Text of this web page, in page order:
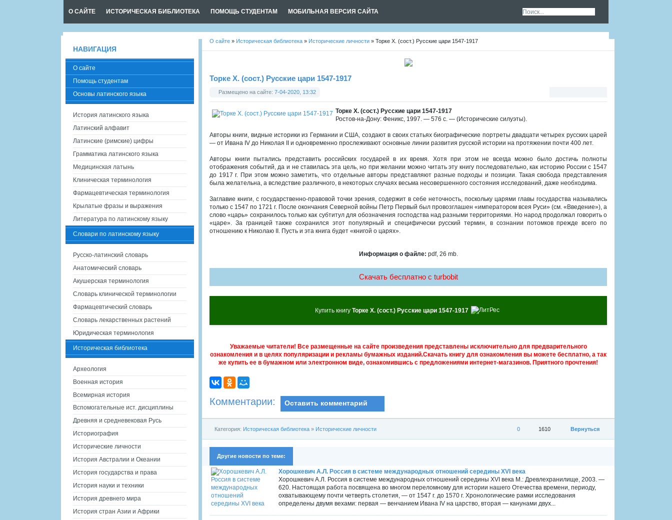
О САЙТЕ ИСТОРИЧЕСКАЯ БИБЛИОТЕКА ПОМОЩЬ СТУДЕНТАМ МОБИЛЬНАЯ ВЕРСИЯ САЙТА
О сайте » Историческая библиотека » Исторические личности » Торке Х. (сост.) Русские цари 1547-1917
Торке Х. (сост.) Русские цари 1547-1917
Размещено на сайте: 7-04-2020, 13:32
Торке Х. (сост.) Русские цари 1547-1917
Ростов-на-Дону: Феникс, 1997. — 576 с. — (Исторические силуэты).
Авторы книги, видные историки из Германии и США, создают в своих статьях биографические портреты двадцати четырех русских царей
— от Ивана IV до Николая II и одновременно прослеживают основные линии развития русской истории на протяжении почти 400 лет.
Авторы книги пытались представить российских государей в их время. Хотя при этом не всегда можно было достичь полноты
отображения событий, да и не ставилась эта цель, но при желании можно читать эту книгу последовательно, как историю России с 1547
до 1917 г. При этом можно заметить, что отдельные авторы представляют разные подходы и позиции. Такая свобода представления
была желательна, а вследствие различного, в некоторых случаях весьма несовершенного состояния исследований, даже необходима.
Заглавие книги, с государственно-правовой точки зрения, содержит в себе неточность, поскольку царями главы государства назывались
только с 1547 по 1721 г. После окончания Северной войны Петр Первый был провозглашен «императором всея Руси» (см. «Введение»), а
слово «царь» сохранилось только как субтитул для обозначения господства над разными территориями. Но народ продолжал говорить о
«царе». За границей также сохранился этот популярный и специфически русский термин, в сознании потомков прежде всего по
отношению к Николаю II. Пусть и эта книга будет «книгой о царях».
Информация о файле: pdf, 26 mb.
Скачать бесплатно c turbobit
Купить книгу Торке Х. (сост.) Русские цари 1547-1917
Уважаемые читатели! Все размещенные на сайте произведения представлены исключительно для предварительного
ознакомления и в целях популяризации и рекламы бумажных изданий.Скачать книгу для ознакомления вы можете бесплатно, а так
же купить ее в бумажном или электронном виде, ознакомившись с предложениями интернет-магазинов. Приятного прочтения!
Комментарии: Оставить комментарий
Вернуться
1610
0
Категория: Историческая библиотека » Исторические личности
Другие новости по теме:
Хорошкевич А.Л. Россия в системе международных отношений середины XVI века
Хорошкевич А.Л. Россия в системе международных отношений середины XVI века М.: Древлехранилище, 2003. —
620. Настоящая работа посвящена во многом переломному для истории нашего Отечества времени, периоду,
охватывающему почти четверть столетия, — от 1547 г. до 1570 г. Хронологические рамки исследования
определены двумя вехами: первая — венчанием Ивана IV на царство, вторая — канунами двух...
НАВИГАЦИЯ
О сайте
Помощь студентам
Основы латинского языка
История латинского языка
Латинский алфавит
Латинские (римские) цифры
Грамматика латинского языка
Медицинская латынь
Клиническая терминология
Фармацевтическая терминология
Крылатые фразы и выражения
Литература по латинскому языку
Словари по латинскому языку
Русско-латинский словарь
Анатомический словарь
Акушерская терминология
Словарь клинической терминологии
Фармацевтический словарь
Словарь лекарственных растений
Юридическая терминология
Историческая библиотека
Археология
Военная история
Всемирная история
Вспомогательные ист. дисциплины
Древняя и средневековая Русь
Историография
Исторические личности
История Австралии и Океании
История государства и права
История науки и техники
История древнего мира
История стран Азии и Африки